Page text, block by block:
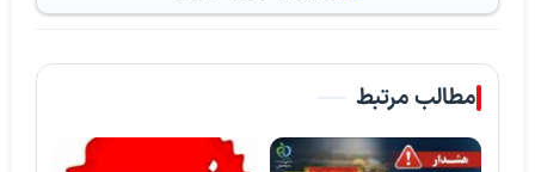
مطالب مرتبط